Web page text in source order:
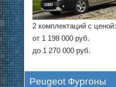
2 комплектаций с ценой:
от 1 198 000 руб.
до 1 270 000 руб.
Peugeot Фургоны